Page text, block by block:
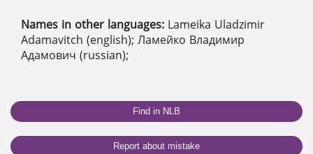
Names in other languages: Lameika Uladzimir
Adamavitch (english); Ламейко Владимир
Адамович (russian);
Find in NLB
Report about mistake